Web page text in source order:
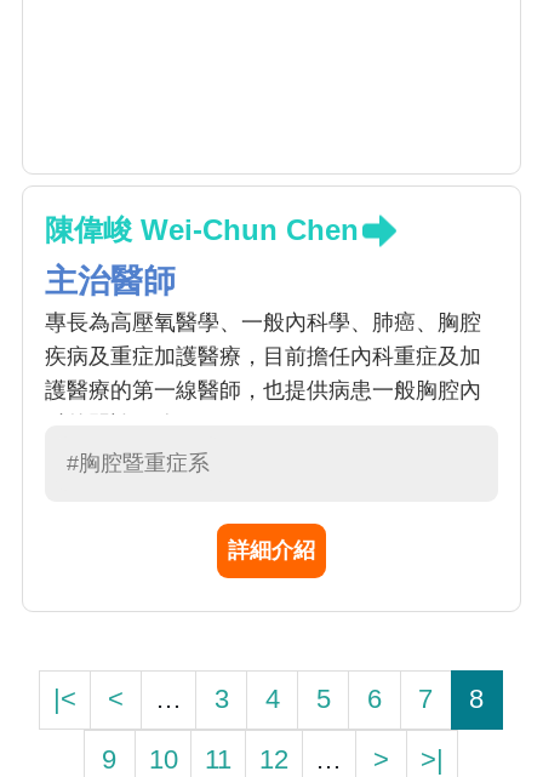
陳偉峻 Wei-Chun Chen
主治醫師
專長為高壓氧醫學、一般內科學、肺癌、胸腔
疾病及重症加護醫療，目前擔任內科重症及加
護醫療的第一線醫師，也提供病患一般胸腔內
#胸腔暨重症系
詳細介紹
|< < … 3 4 5 6 7
8
9
10 11 12 … > >|